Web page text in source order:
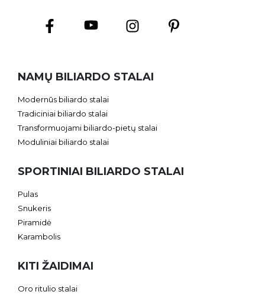
NAMŲ BILIARDO STALAI
Modernūs biliardo stalai
Tradiciniai biliardo stalai
Transformuojami biliardo-pietų stalai
Moduliniai biliardo stalai
SPORTINIAI BILIARDO STALAI
Pulas
Snukeris
Piramidė
Karambolis
KITI ŽAIDIMAI
Oro ritulio stalai